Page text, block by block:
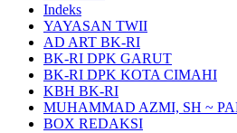
Indeks
YAYASAN TWII
AD ART BK-RI
BK-RI DPK GARUT
BK-RI DPK KOTA CIMAHI
KBH BK-RI
MUHAMMAD AZMI, SH ~
BOX REDAKSI